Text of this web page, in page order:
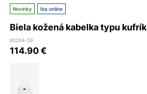
Novinky Iba online
Biela kožená kabelka typu kufrík
80204-59
114.90€